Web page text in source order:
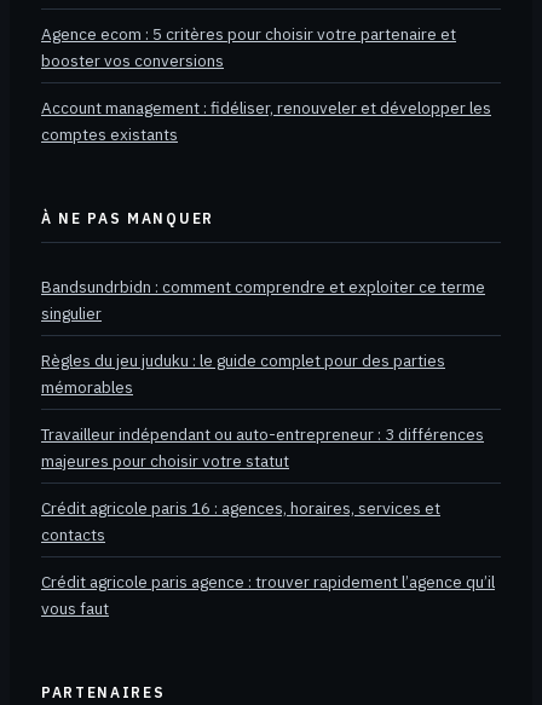
Agence ecom : 5 critères pour choisir votre partenaire et
booster vos conversions
Account management : fidéliser, renouveler et développer les
comptes existants
À NE PAS MANQUER
Bandsundrbidn : comment comprendre et exploiter ce terme
singulier
Règles du jeu juduku : le guide complet pour des parties
mémorables
Travailleur indépendant ou auto-entrepreneur : 3 différences
majeures pour choisir votre statut
Crédit agricole paris 16 : agences, horaires, services et
contacts
Crédit agricole paris agence : trouver rapidement l’agence qu’il
vous faut
PARTENAIRES